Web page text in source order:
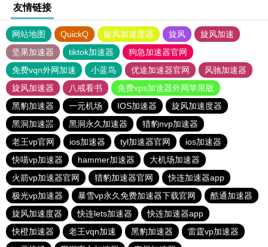
友情链接
网站地图 QuickQ 旋风加速度器 旋风
旋风加速
坚果加速器
tiktok加速器
狗急加速器官网
免费vqn外网加速
小蓝鸟 优途加速器官网
风驰加速器
旋风加速器
八戒看书
免费vps加速器外网苹果版
黑豹加速器
一元机场 IOS加速器
旋风加速度器
黑洞加速噐
黑洞永久加速器
猎豹nvp加速器
老王vp官网
ios加速器 tyl加速器官网
ios加速器
快喵vp加速器
hammer加速器
大机场加速器
火箭vp加速器官网
猎豹加速器官网
快连加速器app
极光vp加速器
暴雪vp永久免费加速器下载官网
酷通加速器
旋风加速度器
快连lets加速器
快连加速器app
快橙加速器
老王vqn加速 黑豹加速器
雷霆vp加速器